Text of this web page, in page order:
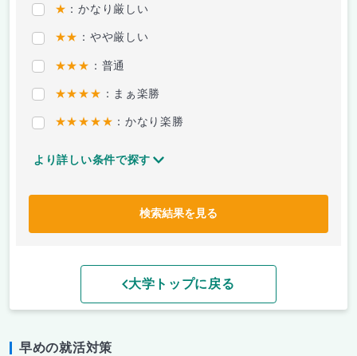
★ ：かなり厳しい
★★ ：やや厳しい
★★★ ：普通
★★★★ ：まぁ楽勝
★★★★★ ：かなり楽勝
より詳しい条件で探す
検索結果を見る
大学トップに戻る
早めの就活対策